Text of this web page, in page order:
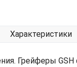
Характеристики
Грейферы GSH